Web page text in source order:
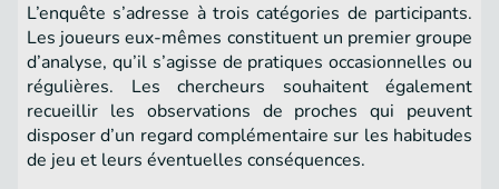
L’enquête s’adresse à trois catégories de participants.
Les joueurs eux-mêmes constituent un premier groupe
d’analyse, qu’il s’agisse de pratiques occasionnelles ou
régulières. Les chercheurs souhaitent également
recueillir les observations de proches qui peuvent
disposer d’un regard complémentaire sur les habitudes
de jeu et leurs éventuelles conséquences.